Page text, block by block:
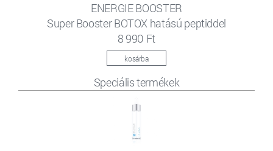
ENERGIE BOOSTER
Super Booster BOTOX hatású peptiddel
8 990 Ft
kosárba
Speciális termékek